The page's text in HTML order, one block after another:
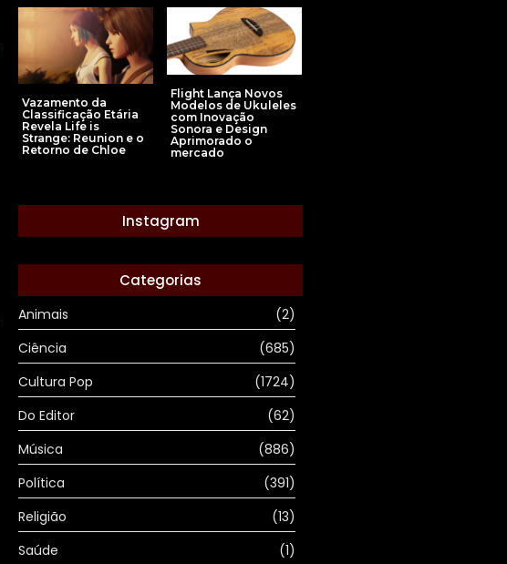
Flight Lança Novos
Modelos de Ukuleles
com Inovação
Sonora e Design
Aprimorado o
mercado
Vazamento da
Classificação Etária
Revela Life is
Strange: Reunion e o
Retorno de Chloe
Instagram
Categorias
Animais
(2)
Ciência
(685)
Cultura Pop
(1724)
Do Editor
(62)
Música
(886)
Política
(391)
Religião
(13)
Saúde
(1)